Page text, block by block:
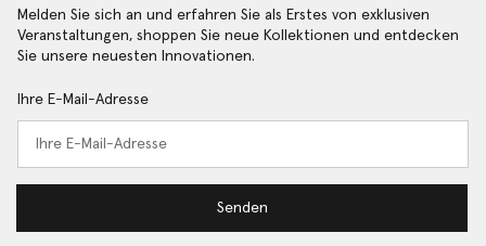
Melden Sie sich an und erfahren Sie als Erstes von exklusiven
Veranstaltungen, shoppen Sie neue Kollektionen und entdecken
Sie unsere neuesten Innovationen.
Ihre E-Mail-Adresse
Senden